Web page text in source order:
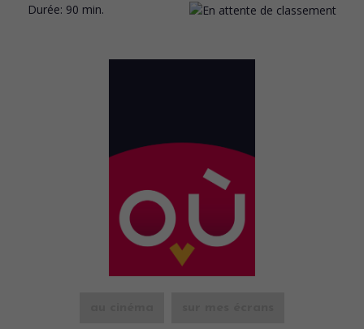
Durée: 90 min.